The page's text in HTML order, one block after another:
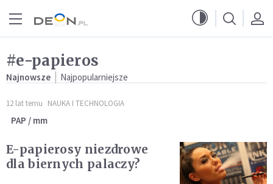
#e-papieros
Najnowsze Najpopularniejsze
12 lat temu NAUKA I TECHNOLOGIA
PAP / mm
E-papierosy niezdrowe
dla biernych palaczy?